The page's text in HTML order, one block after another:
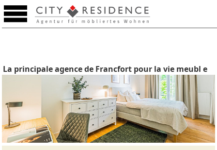
La principale agence de Francfort pour la vie meubl e